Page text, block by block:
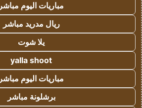
مباريات اليوم مباشر
ريال مدريد مباشر
يلا شوت
yalla shoot
مباريات اليوم مباشر
برشلونة مباشر